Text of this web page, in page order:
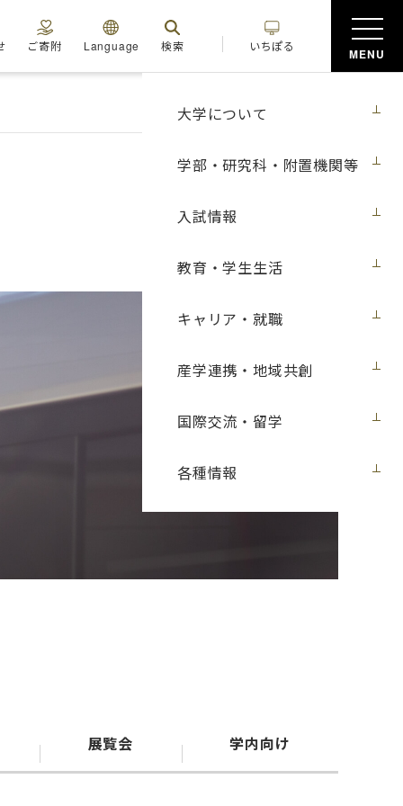
大学について
学部・研究科・附置機関等
入試情報
教育・学生生活
キャリア・就職
産学連携・地域共創
国際交流・留学
各種情報
ご寄附 Language 検索 いちぽる
MENU
展覧会 学内向け